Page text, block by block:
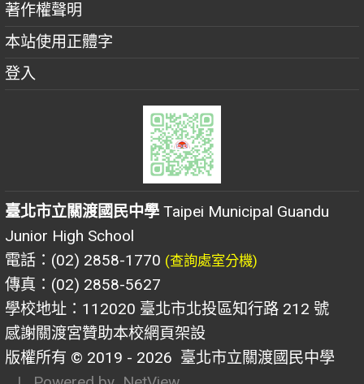
著作權聲明
本站使用正體字
登入
臺北市立關渡國民中學 Taipei Municipal Guandu
Junior High School
電話：(02) 2858-1770 (查詢處室分機)
傳真：(02) 2858-5627
學校地址：112020 臺北市北投區知行路 212 號
感謝關渡宮贊助本校網頁架設
版權所有 © 2019 - 2026 臺北市立關渡國民中學